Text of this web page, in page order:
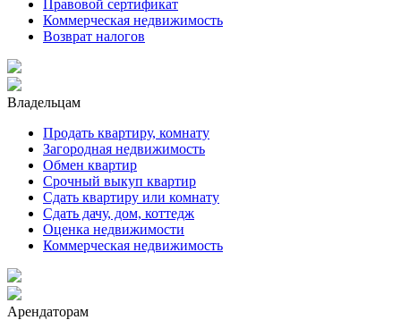
Правовой сертификат
Коммерческая недвижимость
Возврат налогов
Владельцам
Продать квартиру, комнату
Загородная недвижимость
Обмен квартир
Срочный выкуп квартир
Сдать квартиру или комнату
Сдать дачу, дом, коттедж
Оценка недвижимости
Коммерческая недвижимость
Арендаторам